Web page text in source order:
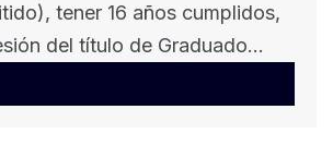
tener 16 años cumplidos,
del título de Graduado...